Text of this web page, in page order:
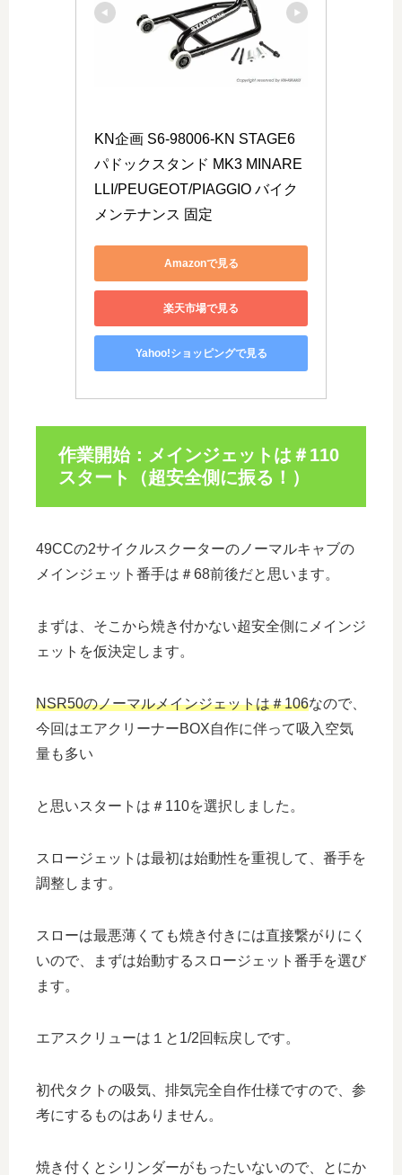
KN企画 S6-98006-KN STAGE6
パドックスタンド MK3 MINARE
LLI/PEUGEOT/PIAGGIO バイク
メンテナンス 固定
Amazonで見る
楽天市場で見る
Yahoo!ショッピングで見る
作業開始：メインジェットは＃110
スタート（超安全側に振る！）
49CCの2サイクルスクーターのノーマルキャブの
メインジェット番手は＃68前後だと思います。
まずは、そこから焼き付かない超安全側にメインジ
ェットを仮決定します。
NSR50のノーマルメインジェットは＃106なので、
今回はエアクリーナーBOX自作に伴って吸入空気
量も多い
と思いスタートは＃110を選択しました。
スロージェットは最初は始動性を重視して、番手を
調整します。
スローは最悪薄くても焼き付きには直接繋がりにく
いので、まずは始動するスロージェット番手を選び
ます。
エアスクリューは１と1/2回転戻しです。
初代タクトの吸気、排気完全自作仕様ですので、参
考にするものはありません。
焼き付くとシリンダーがもったいないので、とにか